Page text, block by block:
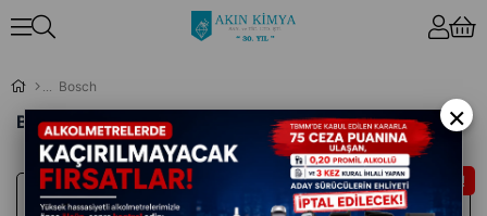
Bosch
Bosch
İndirim
Ücretsiz
İndirim
Ücretsiz
×